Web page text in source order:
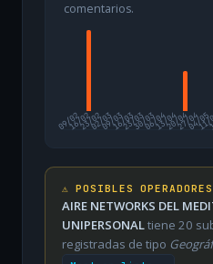
comentarios.
09/02
16/0223/0202/0309/0316/0323/0330/0306/0413/0420/0427/0404/05
⚠️ POSIBLES
AIRE NETWORKS DEL
UNIPERSONALtiene 20
registradas de tipo